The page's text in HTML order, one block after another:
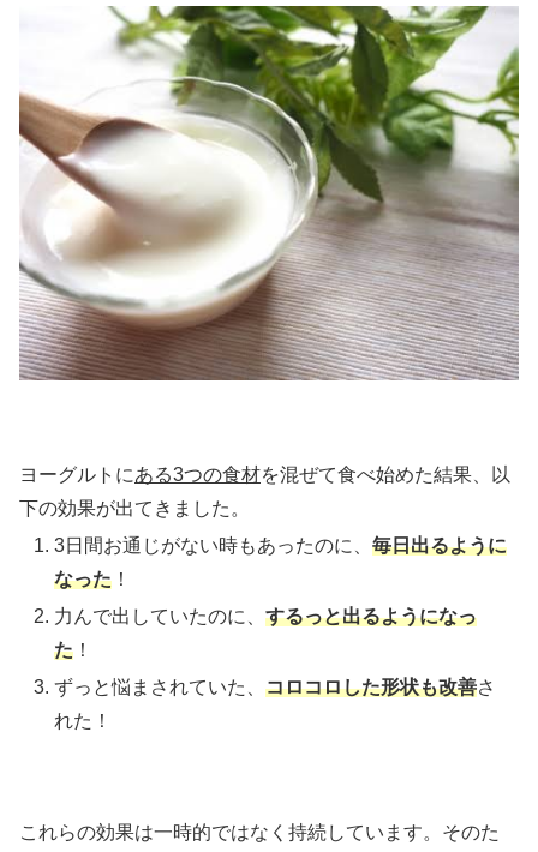
ヨーグルトにある3つの食材を混ぜて食べ始めた結果、以
下の効果が出てきました。
3日間お通じがない時もあったのに、毎日出るように
なった ！
力んで出していたのに、するっと出るようになっ
た ！
ずっと悩まされていた、コロコロした形状も改善さ
れた！
これらの効果は一時的ではなく持続しています。そのた